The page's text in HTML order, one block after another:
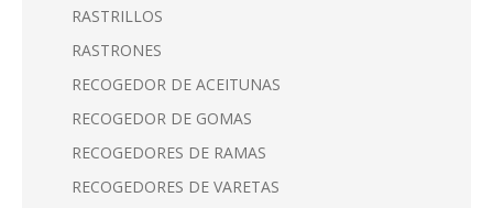
RASTRILLOS
RASTRONES
RECOGEDOR DE ACEITUNAS
RECOGEDOR DE GOMAS
RECOGEDORES DE RAMAS
RECOGEDORES DE VARETAS